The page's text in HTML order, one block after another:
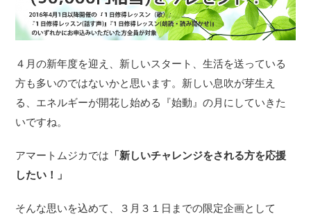
４月の新年度を迎え、新しいスタート、生活を送っている
方も多いのではないかと思います。新しい息吹が芽生え
る、エネルギーが開花し始める『始動』の月にしていきた
いですね。
アマートムジカでは 「新しいチャレンジをされる方を応援
したい！」
そんな思いを込めて、３月３１日までの限定企画として